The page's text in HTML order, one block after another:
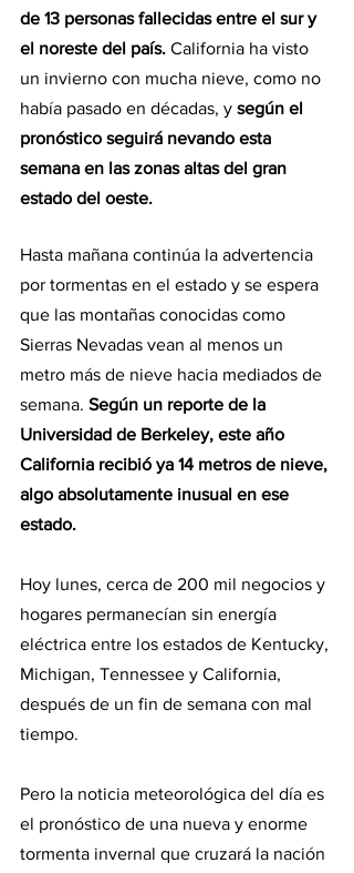
de 13 personas fallecidas entre el sur y
el noreste del país. California ha visto
un invierno con mucha nieve, como no
había pasado en décadas, y según el
pronóstico seguirá nevando esta
semana en las zonas altas del gran
estado del oeste.
Hasta mañana continúa la advertencia
por tormentas en el estado y se espera
que las montañas conocidas como
Sierras Nevadas vean al menos un
metro más de nieve hacia mediados de
semana. Según un reporte de la
Universidad de Berkeley, este año
California recibió ya 14 metros de nieve,
algo absolutamente inusual en ese
estado.
Hoy lunes, cerca de 200 mil negocios y
hogares permanecían sin energía
eléctrica entre los estados de Kentucky,
Michigan, Tennessee y California,
después de un fin de semana con mal
tiempo.
Pero la noticia meteorológica del día es
el pronóstico de una nueva y enorme
tormenta invernal que cruzará la nación